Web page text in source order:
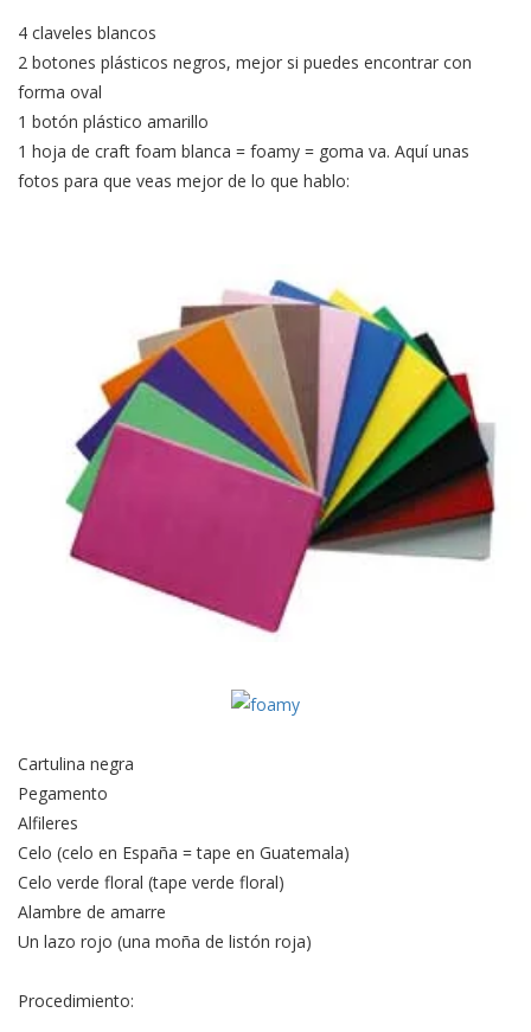
4 claveles blancos
2 botones plásticos negros, mejor si puedes encontrar con
forma oval
1 botón plástico amarillo
1 hoja de craft foam blanca = foamy = goma va. Aquí unas
fotos para que veas mejor de lo que hablo:
Cartulina negra
Pegamento
Alfileres
Celo (celo en España = tape en Guatemala)
Celo verde floral (tape verde floral)
Alambre de amarre
Un lazo rojo (una moña de listón roja)
Procedimiento: